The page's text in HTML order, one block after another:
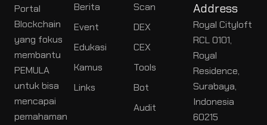
Portal
Blockchain
yang fokus
membantu
PEMULA
untuk bisa
mencapai
pemahaman
Berita
Event
Edukasi
Kamus
Links
Scan
DEX
CEX
Tools
Bot
Audit
Address
Royal Cityloft
RCL 0101,
Royal
Residence,
Surabaya,
Indonesia
60215